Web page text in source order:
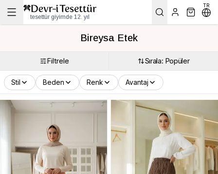
tesettür giyimde 12. yıl
TR
Bireysa Etek
Filtrele Sırala: Popüler
Stil Beden Renk Avantaj